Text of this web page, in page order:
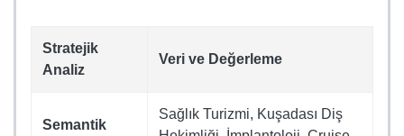
Stratejik
Analiz
Veri ve Değerleme
Semantik
Sağlık Turizmi, Kuşadası Diş